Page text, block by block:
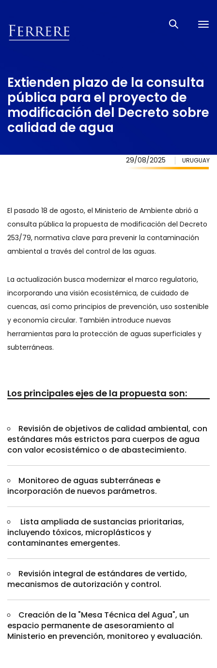
Extienden plazo de la consulta
pública para el proyecto de
modificación del Decreto sobre
calidad de agua
29/08/2025 URUGUAY
El pasado 18 de agosto, el Ministerio de Ambiente abrió a
consulta pública la propuesta de modificación del Decreto
253/79, normativa clave para prevenir la contaminación
ambiental a través del control de las aguas.
La actualización busca modernizar el marco regulatorio,
incorporando una visión ecosistémica, de cuidado de
cuencas, así como principios de prevención, uso sostenible
y economía circular. También introduce nuevas
herramientas para la protección de aguas superficiales y
subterráneas.
Los principales ejes de la propuesta son:
Revisión de objetivos de calidad ambiental, con
estándares más estrictos para cuerpos de agua
con valor ecosistémico o de abastecimiento.
Monitoreo de aguas subterráneas e
incorporación de nuevos parámetros.
Lista ampliada de sustancias prioritarias,
incluyendo tóxicos, microplásticos y
contaminantes emergentes.
Revisión integral de estándares de vertido,
mecanismos de autorización y control.
Creación de la "Mesa Técnica del Agua", un
espacio permanente de asesoramiento al
Ministerio en prevención, monitoreo y evaluación.